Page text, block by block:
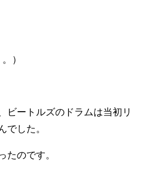
）
ビートルズのドラムは当初リ
でした。
たのです。